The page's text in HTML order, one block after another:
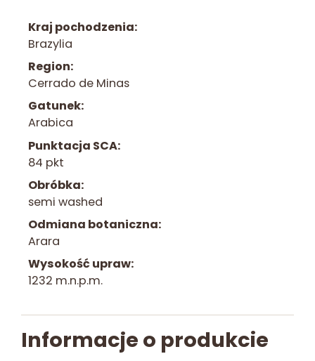
Arara
Kraj pochodzenia
Brazylia
Region
Cerrado de Minas
Gatunek
Arabica
Punktacja SCA
84 pkt
Obróbka
semi washed
Odmiana botaniczna
Arara
Wysokość upraw
1232 m.n.p.m.
Informacje o produkcie